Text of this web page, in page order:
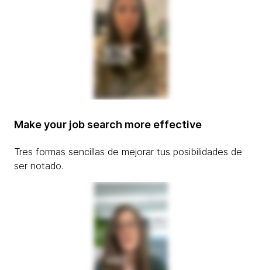
Make your job search more effective
Tres formas sencillas de mejorar tus posibilidades de
ser notado.